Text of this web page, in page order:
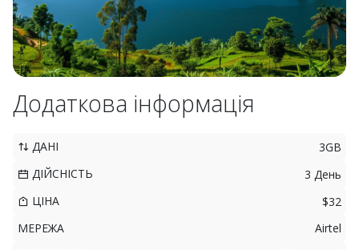
Додаткова інформація
ДАНІ
3GB
ДІЙСНІСТЬ
3 День
ЦІНА
$32
МЕРЕЖА
Airtel